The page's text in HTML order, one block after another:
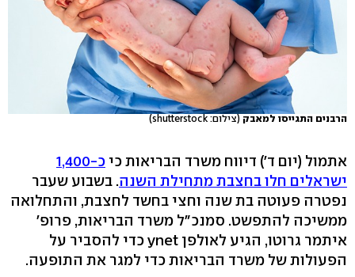
הרבנים התגייסו למאבק(צילום: shutterstock)
אתמול (יום ד') דיווח משרד הבריאות כי
כ-1,400
ישראלים חלו בחצבת מתחילת השנה. בשבוע שעבר
נפטרה פעוטה בת שנה וחצי בחשד לחצבת, והתחלואה
ממשיכה להתפשט. סמנכ"ל משרד הבריאות, פרופ'
איתמר גרוטו, הגיע לאולפן ynet כדי להסביר על
הפעולות של משרד הבריאות כדי למגר את התופעה.